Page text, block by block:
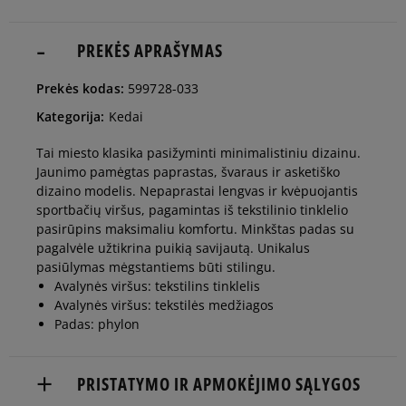
36 23 cm
37,5 23,5 cm Pranešti man
38 24 cm Pranešti man
38,5 24 cm Pranešti man
39 24,5 cm
40 25 cm Pranešti man
PREKĖS APRAŠYMAS
Prekės kodas: 599728-033
Kategorija: Kedai
Tai miesto klasika pasižyminti minimalistiniu dizainu.
Jaunimo pamėgtas paprastas, švaraus ir asketiško
dizaino modelis. Nepaprastai lengvas ir kvėpuojantis
sportbačių viršus, pagamintas iš tekstilinio tinklelio
pasirūpins maksimaliu komfortu. Minkštas padas su
pagalvėle užtikrina puikią savijautą. Unikalus
pasiūlymas mėgstantiems būti stilingu.
Avalynės viršus: tekstilins tinklelis
Avalynės viršus: tekstilės medžiagos
Padas: phylon
PRISTATYMO IR APMOKĖJIMO SĄLYGOS